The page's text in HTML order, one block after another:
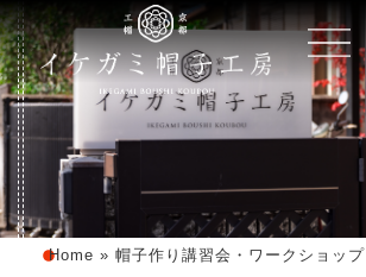
Home » 帽子作り講習会・ワークショップ